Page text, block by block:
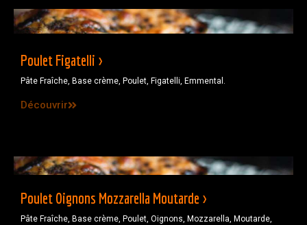
Poulet Figatelli >
Pâte Fraîche, Base crème, Poulet, Figatelli, Emmental.
Découvrir
Poulet Oignons Mozzarella Moutarde >
Pâte Fraîche, Base crème, Poulet, Oignons, Mozzarella, Moutarde,